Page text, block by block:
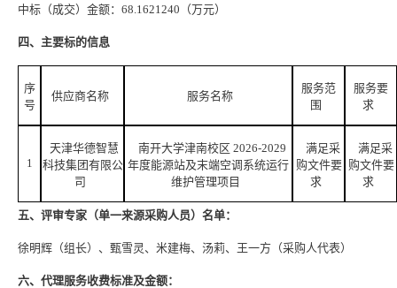
中标（成交）金额： 68.1621240（万元）
四、主要标的信息
序
号
供应商名称 服务名称
服务范
围
服务要
求
1
天津华德智慧
科技集团有限公
司
南开大学津南校区 2026-2029
年度能源站及末端空调系统运行
维护管理项目
满足采
购文件要
求
满足采
购文件要
求
五、评审专家（单一来源采购人员）名单：
徐明辉（组长）、甄雪灵、米建梅、汤莉、王一方（采购人代表）
六、代理服务收费标准及金额：